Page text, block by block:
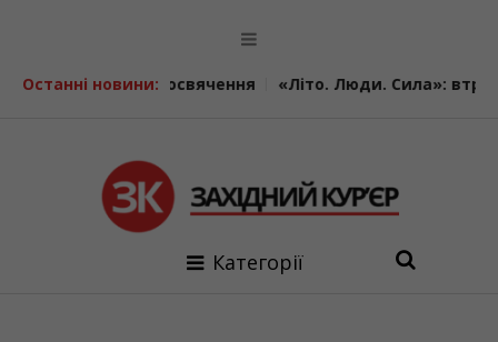
Останні новини:
«Літо. Люди. Сила»: втретє у Калуші
Категорії